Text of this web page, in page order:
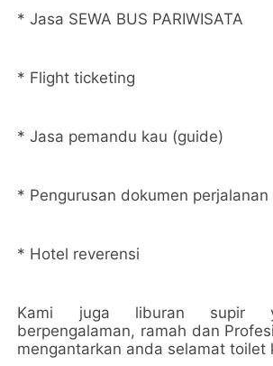
* Jasa SEWA BUS PARIWISATA
* Flight ticketing
* Jasa pemandu kau (guide)
* Pengurusan dokumen perjalanan
* Hotel reverensi
Kami juga liburan supir
berpengalaman, ramah dan
mengantarkan anda selamat toilet